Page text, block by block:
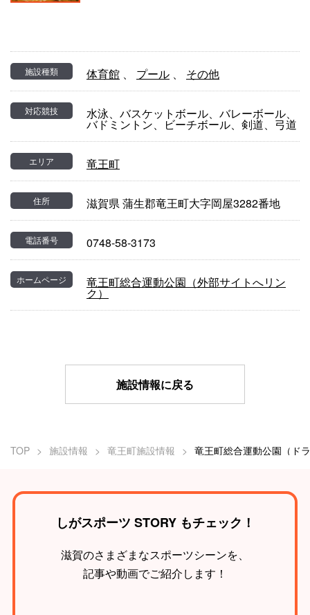
TOP 施設情報 竜王町施設情報
施設種類 体育館 、 プール 、 その他
対応競技 水泳、バスケットボール、バレーボール、
バドミントン、ビーチボール、剣道、弓道
エリア 竜王町
住所 滋賀県 蒲生郡竜王町大字岡屋3282番地
電話番号 0748-58-3173
ホームページ 竜王町総合運動公園（外部サイトへリン
ク）
施設情報に戻る
しがスポーツ STORY もチェック！
滋賀のさまざまなスポーツシーンを、
記事や動画でご紹介します！